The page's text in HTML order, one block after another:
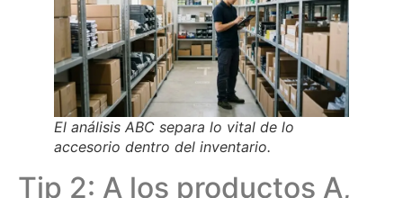
El análisis ABC separa lo vital de lo
accesorio dentro del inventario.
Tip 2: A los productos A,